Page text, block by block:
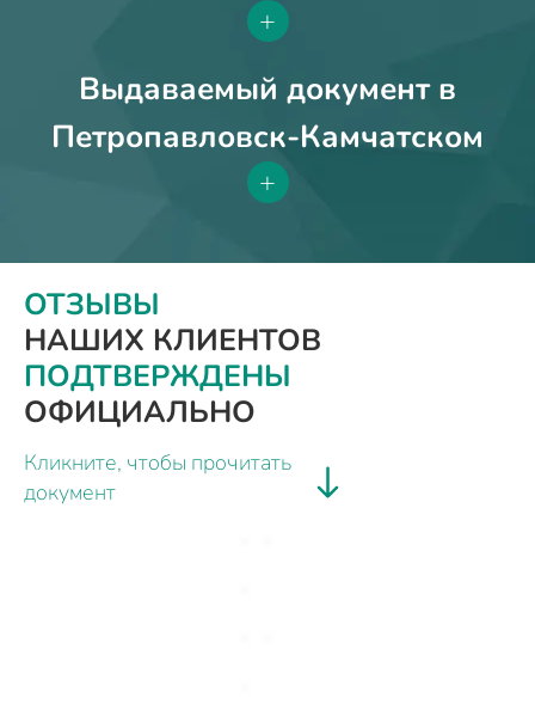
+
Выдаваемый документ в
Петропавловск-Камчатском
+
ОТЗЫВЫ
НАШИХ КЛИЕНТОВ
ПОДТВЕРЖДЕНЫ
ОФИЦИАЛЬНО
Кликните, чтобы прочитать
документ